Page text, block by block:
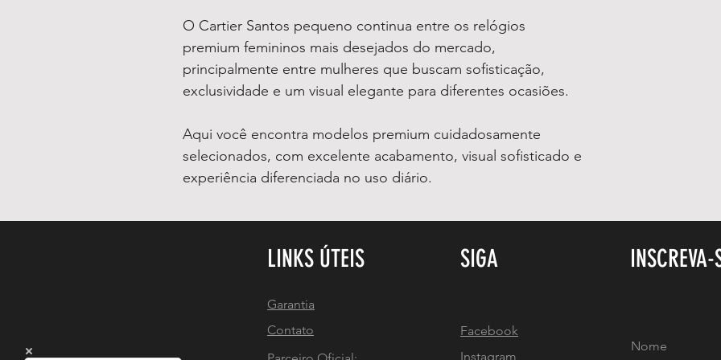
O Cartier Santos pequeno continua entre os relógios
premium femininos mais desejados do mercado,
principalmente entre mulheres que buscam sofisticação,
exclusividade e um visual elegante para diferentes ocasiões.
Aqui você encontra modelos premium cuidadosamente
selecionados, com excelente acabamento, visual sofisticado e
experiência diferenciada no uso diário.
LINKS ÚTEIS SIGA INSCREVA-
Garantia
Contato
Facebook
Instagram